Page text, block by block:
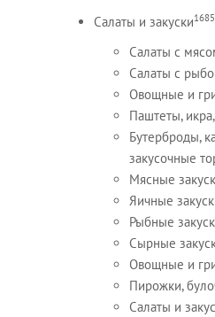
Салаты и закуски1685
Салаты с
Салаты с
Овощные и
Паштеты,
Бутерброды,
закусочные
Мясные
Яичные
Рыбные
Сырные
Овощные и
Пирожки,
Салаты и